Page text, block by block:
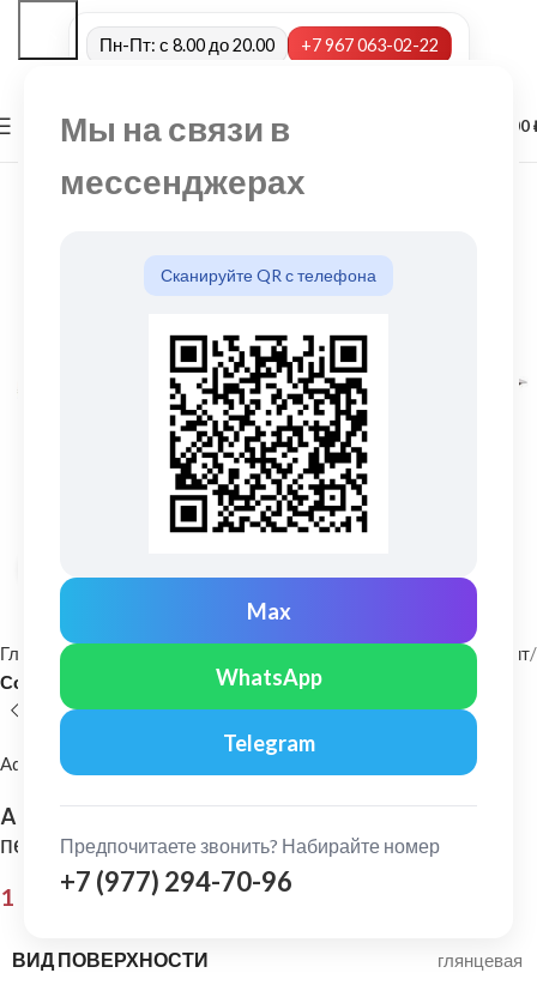
Мы на связи в
мессенджерах
Сканируйте QR с телефона
Max
WhatsApp
Telegram
Предпочитаете звонить? Набирайте номер
+7 (977) 294-70-96
Пн-Пт: с 8.00 до 20.00 +7 967 063-02-22
МЕНЮ 0,00
Главная
Металлический сайдинг и софит
Софит
Aquasystem
Aquasystem: Софит с центральной
перфорацией Pe 0,45 мм Ral 8017
1 199,00 ₽
ВИД ПОВЕРХНОСТИ глянцевая